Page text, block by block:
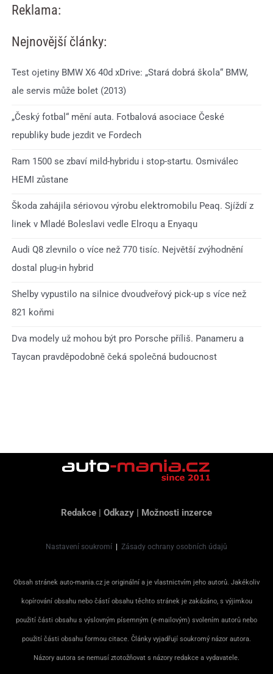
Reklama:
Nejnovější články:
Test ojetiny BMW X6 40d xDrive: „Stará dobrá škola“ BMW,
ale servis může bolet (2013)
„Český fotbal“ mění auta. Fotbalová asociace České
republiky bude jezdit ve Fordech
Ram 1500 se zbaví mild-hybridu i stop-startu. Osmiválec
HEMI zůstane
Škoda zahájila sériovou výrobu elektromobilu Peaq. Sjíždí z
linek v Mladé Boleslavi vedle Elroqu a Enyaqu
Audi Q8 zlevnilo o více než 770 tisíc. Největší zvýhodnění
dostal plug-in hybrid
Shelby vypustilo na silnice dvoudveřový pick-up s více než
821 koňmi
Dva modely už mohou být pro Porsche příliš. Panameru a
Taycan pravděpodobně čeká společná budoucnost
Redakce | Odkazy | Možnosti inzerce
Nastavení soukromí | Zásady ochrany osobních údajů
Obsah stránek auto-mania.cz je originální a je vlastnictvím jeho autorů. Jakékoliv
kopírování obsahu nebo částí obsahu těchto stránek je zakázáno, s výjimkou
použití části obsahu s výslovným písemným (e-mailovým) svolením autorů nebo
použití části obsahu formou citace. Články vyjadřují soukromý názor autora.
Názory autora se nemusí ztotožňovat s názory redakce a vydavatele.